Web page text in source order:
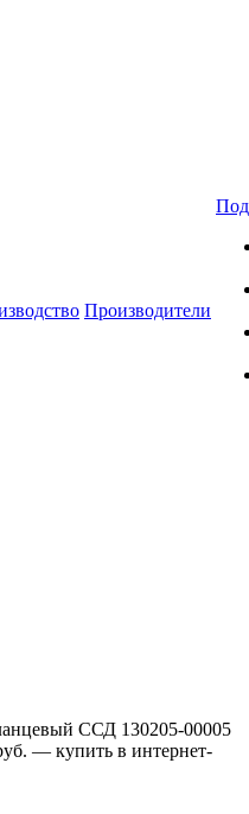
Производители
ССД 130205-00005
— купить в интернет-